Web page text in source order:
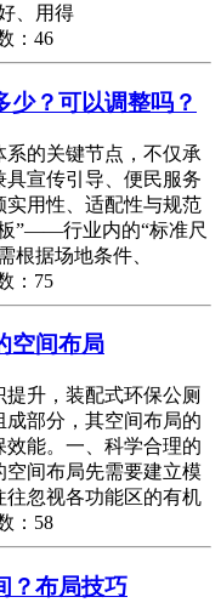
、用得
：46
少？可以调整吗？
的关键节点，不仅承
宣传引导、便民服务
用性、适配性与规范
”——行业内的“标准尺
根据场地条件、
：75
空间布局
升，装配式环保公厕
部分，其空间布局的
能。一、科学合理的
间布局先需要建立模
忽视各功能区的有机
：58
？布局技巧